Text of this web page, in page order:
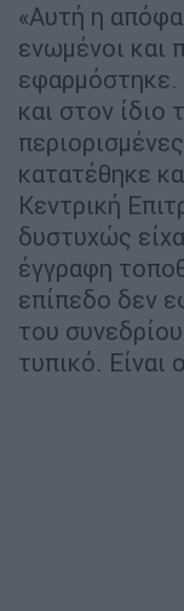
«Αυτή η
ενωμένοι και
εφαρμόστηκε.
και στον ίδιο
κατατέθηκε
Κεντρική
δυστυχώς
έγγραφη
επίπεδο δεν
του
τυπικό. Είναι